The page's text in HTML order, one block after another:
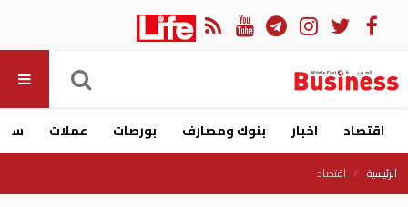
اقتصاد اخبار بنوك ومصارف بورصات عملات
الرئيسية اقتصاد